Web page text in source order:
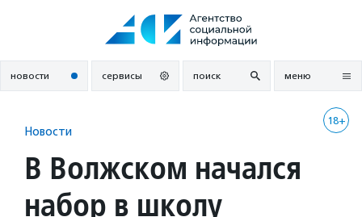
новости сервисы поиск меню
18+
Новости
В Волжском начался
набор в школу